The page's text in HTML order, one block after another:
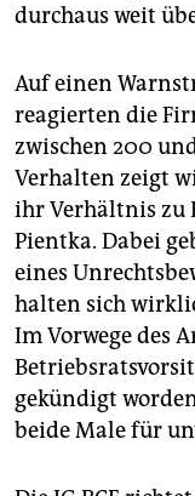
durchaus weit
Auf einen
reagierten die
zwischen 200
Verhalten zeigt
ihr Verhältnis zu
Pientka. Dabei
eines
halten sich
Im Vorwege des
gekündigt
beide Male für